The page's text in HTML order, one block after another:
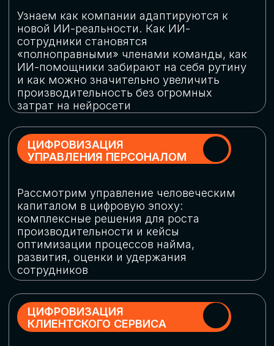
огромную статью затрат
ОБЛАЧНЫЕ ТЕХНОЛОГИИ
Подискутируем, какие облачные решения
существуют на рынке и почему
использование мультиоблачных моделей
не только снижает затраты, но и
«пересборки» бизнес-моделей
СКАЧАТЬ
ПРОГРАММУ
КОНФЕРЕНЦИИ
Оставьте заявку, мы направим вам
программу конференции
СКАЧАТЬ ПРОГРАММУ